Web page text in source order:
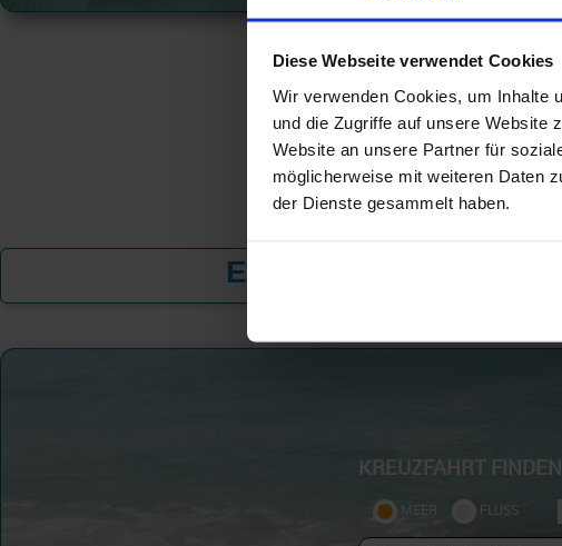
Diese Webseite verwendet Cookies
Wir verwenden Cookies, um Inhalte
und die Zugriffe auf unsere Website
Website an unsere Partner für
möglicherweise mit weiteren Daten
der Dienste gesammelt haben.
Exklusive Angebote
KREUZFAHRT FINDEN
MEER FLUSS